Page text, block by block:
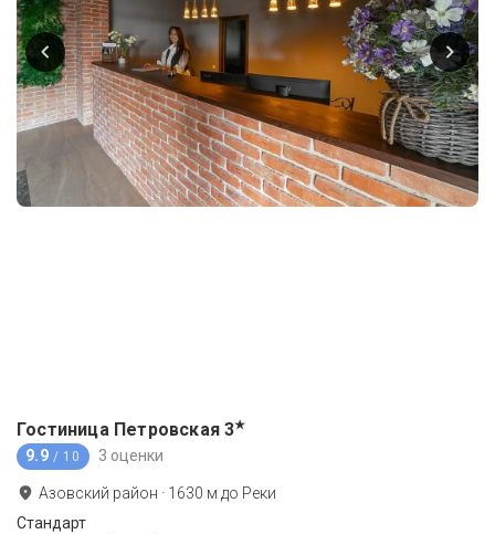
Гостиница Петровская3★
9.9 / 10 3 оценки
Азовский район · 1630 м до Реки
Стандарт